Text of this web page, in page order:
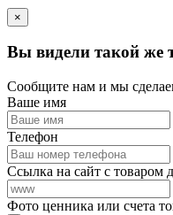
×
Вы видели такой же
Сообщите нам и мы
Ваше имя
Телефон
Ссылка на сайт с товаром
Фото ценника или счета